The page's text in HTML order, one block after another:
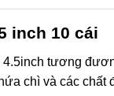
inch 10 cái
tương
chì và các chất